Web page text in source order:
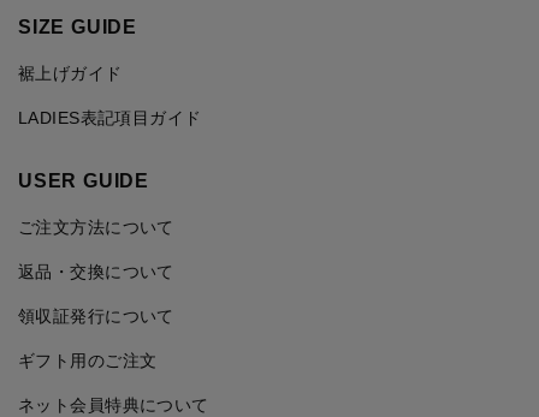
SIZE GUIDE
裾上げガイド
LADIES表記項目ガイド
USER GUIDE
ご注文方法について
返品・交換について
領収証発行について
ギフト用のご注文
ネット会員特典について